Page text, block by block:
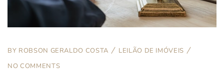
BY ROBSON GERALDO COSTA
LEILÃO DE IMÓVEIS
NO COMMENTS